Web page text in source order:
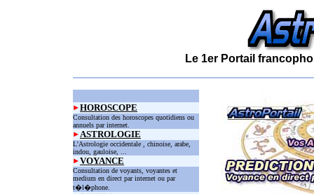
Le 1er Portail
HOROSCOPE
Consultation des horoscopes quotidiens ou
annuels par internet.
ASTROLOGIE
L'Astrologie occidentale , chinoise, arabe,
indou, gauloise, ...
VOYANCE
Consultation de voyants, voyantes et
medium en direct par internet ou par
t�l�phone.